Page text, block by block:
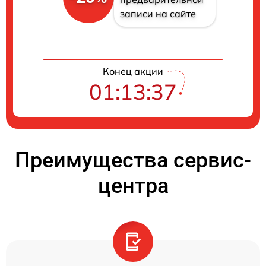
записи на сайте
Конец акции
01:13:36
Преимущества сервис-
центра